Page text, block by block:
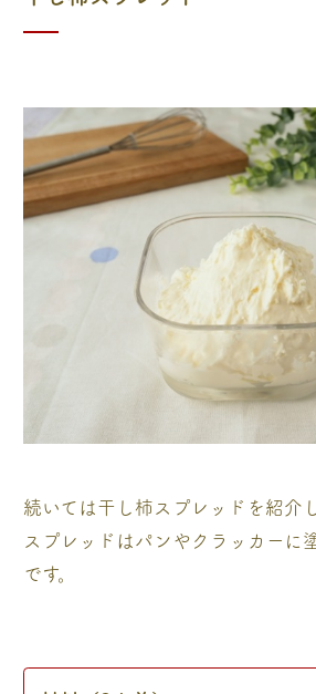
続いては干し柿スプレッドを紹介し
スプレッドはパンやクラッカーに
です。